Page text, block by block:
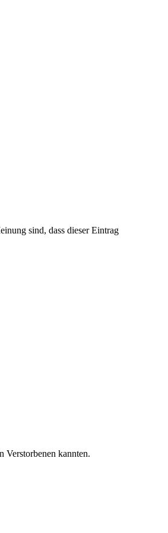
sind, dass dieser Eintrag
Verstorbenen kannten.